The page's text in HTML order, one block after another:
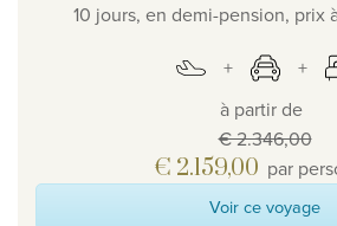
10 jours, en demi-pension, prix
à partir de
€ 2.346,00
€ 2.159,00 par
Voir ce voyage